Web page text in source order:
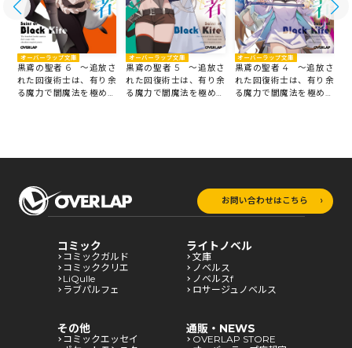
オーバーラップ文庫
黒鳶の聖者 6 ～追放さ
れた回復術士は、有り余
る魔力で闇魔法を極める
オーバーラップ文庫
黒鳶の聖者 5 ～追放さ
れた回復術士は、有り余
る魔力で闇魔法を極める
オーバーラップ文庫
黒鳶の聖者 4 ～追放さ
れた回復術士は、有り余
る魔力で闇魔法を極める
お問い合わせはこちら
コミック
コミックガルド
コミッククリエ
LiQulle
ラブパルフェ
ライトノベル
文庫
ノベルス
ノベルスf
ロサージュノベルス
その他
コミックエッセイ
通販・NEWS
OVERLAP STORE